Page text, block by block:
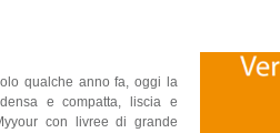
qualche anno fa, oggi la
e compatta, liscia e
con livree di grande